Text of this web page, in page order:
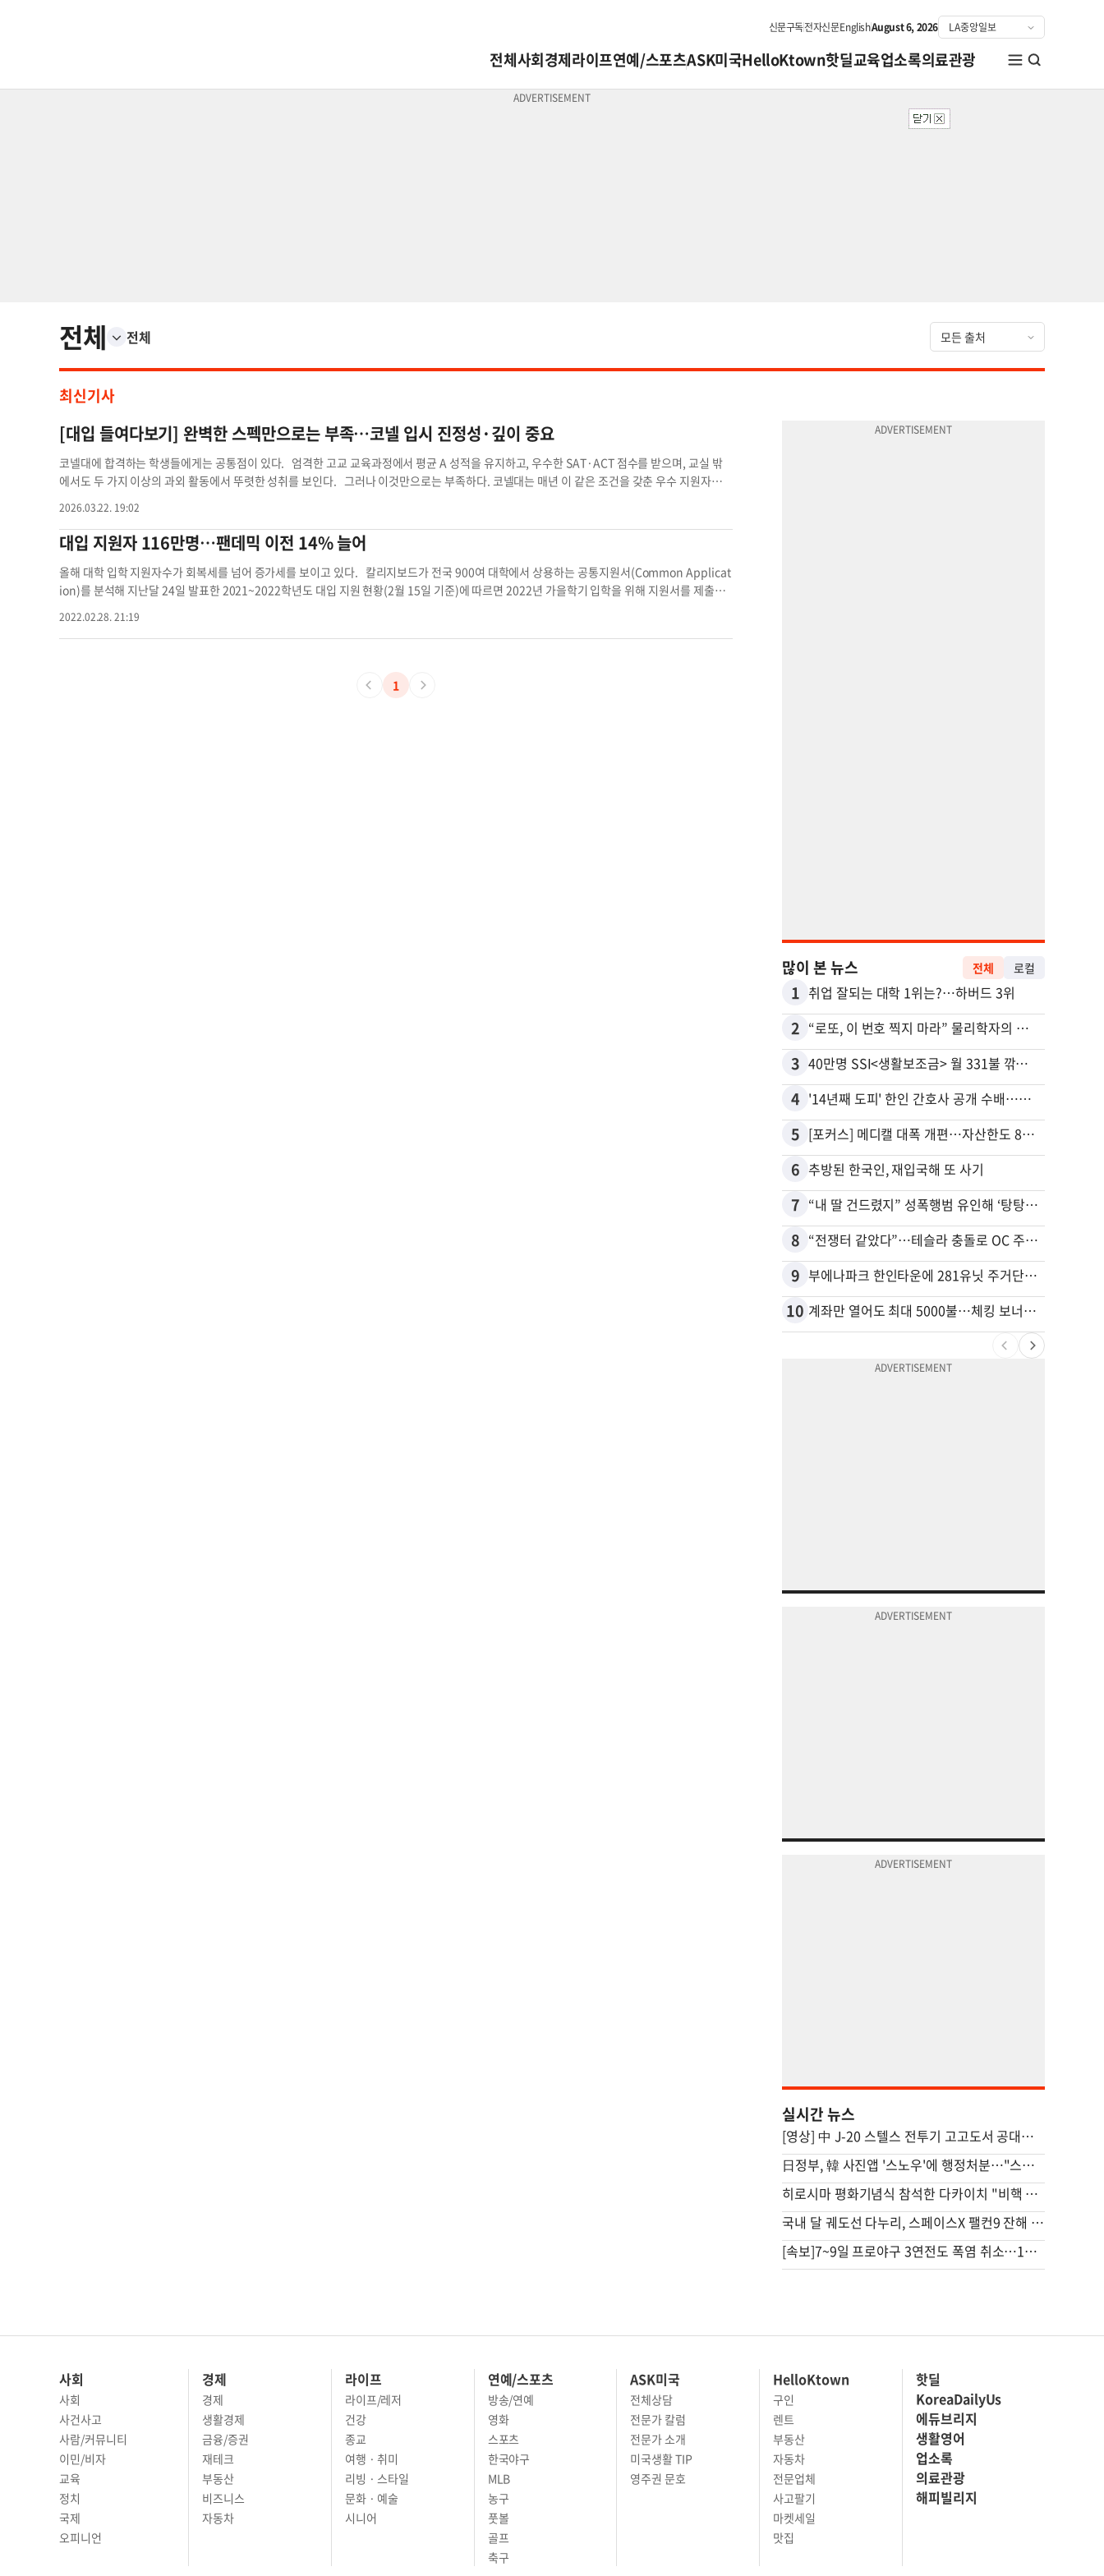
신문구독전자신문EnglishAugust 6, 2026
전체사회경제라이프연예/스포츠ASK미국HelloKtown핫딜교육업소록의료관광
전체 전체
최신기사
[대입 들여다보기] 완벽한 스펙만으로는 부족…코넬 입시 진정성·깊이 중요
코넬대에 합격하는 학생들에게는 공통점이 있다. 엄격한 고교 교육과정에서 평균 A 성적을 유지하고, 우수한 SAT·ACT 점수를 받으며, 교실 밖
에서도 두 가지 이상의 과외 활동에서 뚜렷한 성취를 보인다. 그러나 이것만으로는 부족하다. 코넬대는 매년 이 같은 조건을 갖춘 우수 지원자들의
합격률은 8.4%로, 전년도보다 소폭 상승했다. 하지만 이는 조기전형과 정시 지원을 합산한 수치다. 정시 지원만 놓고 보면 5만 5639명이 지원해
4355명이 합격했으며, 합격률은 7.8%에 불과했다. 2024~2025 입시 사이클의 조기 전형은 더욱 흥미롭다. 9973명이 지원해 1161명이 합격했
으며, 합격률은 11.6%였다. 이는 2023년 가을학기 17.5%, 2022년 가을학기 21%와 비교하면 급격한 하락세다. 특히 코넬대는 향후 조기 전형
선발 인원을 더욱 줄일 계획이어서 조기 전형을 선택하는 지원자들은 앞으로 더 치열한 경쟁에 직면하게 될 것으로 보인다. 2025년 가을 학기 공식
통계는 아직 발표되지 않았지만, 합격자 수가 5824명이라는 점은 확인됐다. 정확한 지원자 수는 공개되지 않았으나 전체 합격률은 약 8.4~8.9%
쟁력을 갖출 수 있다는 평가다. 실제로 2024년 가을 학기 신입생 가운데 85.6%는 고교 졸업반 상위 10% 출신이었으며, 95.5%는 상위 25% 이내
에 속했다. 표준 시험 점수도 매우 높은 수준이다. 2024년 가을 학기 신입생의 중간 50% SAT 점수 범위는 1510~1560점, ACT는 33~35점이었
넬대는 다른 최상위권 대학들과 달리 학부 지원서를 중앙 입학사무처가 아닌 각 단과대학별로 심사한다. 지원서는 해당 단과대학으로 전달된 뒤 1
차 심사를 거쳐 기본적인 학업 자격을 충족하는지 평가받는다. 통상적으로 전체 지원자의 약 80%가 1차 심사를 통과하는 것으로 알려졌다. 문제
2026.03.22. 19:02
대입 지원자 116만명…팬데믹 이전 14% 늘어
올해 대학 입학 지원자수가 회복세를 넘어 증가세를 보이고 있다. 칼리지보드가 전국 900여 대학에서 상용하는 공통지원서(Common Applicat
ion)를 분석해 지난달 24일 발표한 2021~2022학년도 대입 지원 현황(2월 15일 기준)에 따르면 2022년 가을학기 입학을 위해 지원서를 제출한
명 대비 13.9% 증가한 것이다. 또 올해 전국 853개 대학에 공통지원서를 통해 제출된 대입 지원서는 총 650만894건으로 팬데믹 전 동기간 537
만9496건 대비 20.8% 늘었다. 학생 1명 당 평균 지원 대학은 팬데믹 전 5.4개 대학에서 5.6개 대학으로 늘었다. 이외에도 주립대 지원서 제출건
는 것으로 나타났다. 팬데믹 이후 대부분의 대학이 대입시험(SAT.ACT) 점수 제출 의무화를 중단하자 지원자가 상위권 대학에 몰리는 경향은 더
두드러졌다. 올해 합격률이 50% 미만인 상위권대 지원자 수는 2년 전 대비 25% 늘어난 반면, 합격률이 50~74%인 대학과 합격률이 75% 이상인
2022.02.28. 21:19
1
많이 본 뉴스 전체 로컬
1 취업 잘되는 대학 1위는?…하버드 3위
2 “로또, 이 번호 찍지 마라” 물리학자의 당첨금 높이는 비밀
3 40만명 SSI<생활보조금> 월 331불 깎이나
4 '14년째 도피' 한인 간호사 공개 수배…메디케어 사기 유죄
5 [포커스] 메디캘 대폭 개편…자산한도 84% 축소
6 추방된 한국인, 재입국해 또 사기
7 “내 딸 건드렸지” 성폭행범 유인해 ‘탕탕’…아빠의 복수 결말
8 “전쟁터 같았다”…테슬라 충돌로 OC 주택 4채 파손
9 부에나파크 한인타운에 281유닛 주거단지 들어선다
10 계좌만 열어도 최대 5000불…체킹 보너스 무한 경쟁
실시간 뉴스
[영상] 中 J-20 스텔스 전투기 고고도서 공대공미사일 발사 모습 포착
日정부, 韓 사진앱 '스노우'에 행정처분…"스텔스 마케팅"
히로시마 평화기념식 참석한 다카이치 "비핵 3원칙 견지 중"(종합)
국내 달 궤도선 다누리, 스페이스X 팰컨9 잔해 달 충돌 포착
[속보]7~9일 프로야구 3연전도 폭염 취소…11일 재개
사회
사회
사건사고
사람/커뮤니티
이민/비자
교육
정치
국제
오피니언
경제
경제
생활경제
금융/증권
재테크
부동산
비즈니스
자동차
라이프
라이프/레저
건강
종교
여행 · 취미
리빙 · 스타일
문화 · 예술
시니어
연예/스포츠
방송/연예
영화
스포츠
한국야구
MLB
농구
풋볼
골프
축구
ASK미국
전체상담
전문가 칼럼
전문가 소개
미국생활 TIP
영주권 문호
HelloKtown
구인
렌트
부동산
자동차
전문업체
사고팔기
마켓세일
맛집
핫딜
KoreaDailyUs
에듀브리지
생활영어
업소록
의료관광
해피빌리지